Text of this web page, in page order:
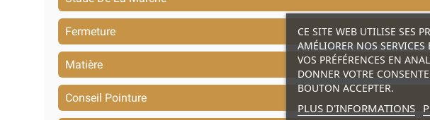
Fermeture
Matière
Conseil Pointure
CE SITE WEB UTILISE SES
AMÉLIORER NOS
VOS PRÉFÉRENCES EN
DONNER VOTRE
BOUTON ACCEPTER.
PLUS D'INFORMATIONS